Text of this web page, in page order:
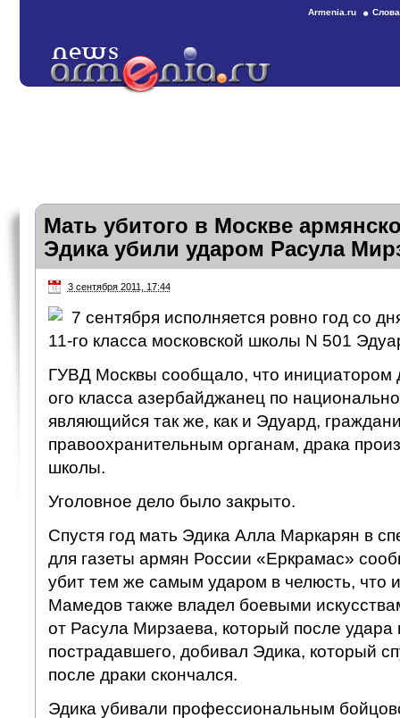
Armenia.ru
Мать убитого в Москве
Эдика убили ударом Расула
3 сентября 2011, 17:44
7 сентября исполняется ровно год со
11-го класса московской школы N 501
ГУВД Москвы сообщало, что инициатором
ого класса азербайджанец по
являющийся так же, как и Эдуард,
правоохранительным органам, драка
школы.
Уголовное дело было закрыто.
Спустя год мать Эдика Алла Маркарян в
для газеты армян России «Еркрамас»
убит тем же самым ударом в челюсть, что
Мамедов также владел боевыми
от Расула Мирзаева, который после удара
пострадавшего, добивал Эдика, который
после драки скончался.
Эдика убивали профессиональным